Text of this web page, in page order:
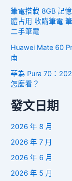
筆電搭載 8GB 記
體占用 收購筆電
二手筆電
Huawei Mate 60
南
華為 Pura 70：
怎麼看？
發文日期
2026 年 8 月
2026 年 7 月
2026 年 6 月
2026 年 5 月